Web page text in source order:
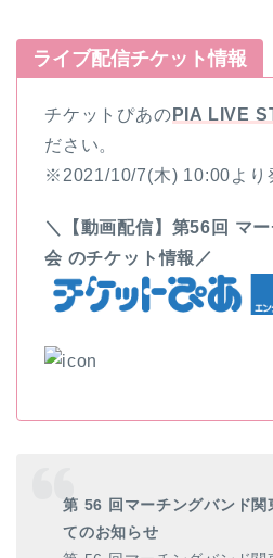
ライブ配信チケット情報
チケットぴあの PIA LIVE
ださい。
※2021/10/7(木) 10:00より
＼【動画配信】第56回 マ
会 のチケット情報／
第 56 回マーチングバンド関
てのお知らせ